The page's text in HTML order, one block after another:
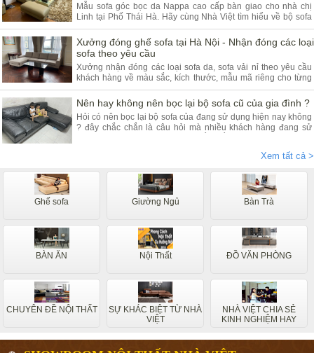
Mẫu sofa góc bọc da Nappa cao cấp bàn giao cho nhà chị
Linh tại Phố Thái Hà. Hãy cùng Nhà Việt tìm hiểu về bộ sofa
góc da và ưu điểm của sản phẩm.
Xưởng đóng ghế sofa tại Hà Nội - Nhận đóng các loại
sofa theo yêu cầu
Xưởng nhận đóng các loại sofa da, sofa vải nỉ theo yêu cầu
khách hàng về màu sắc, kích thước, mẫu mã riêng cho từng
khách hàng. Quý khách đang có nhu cầu tìm xưởng sofa hãy
tham khảo bài viết dưới đây.
Nên hay không nên bọc lại bộ sofa cũ của gia đình ?
Hỏi có nên bọc lại bộ sofa của đang sử dụng hiện nay không
? đây chắc chắn là câu hỏi mà nhiều khách hàng đang sử
Xem tất cả >
Ghế sofa Giường Ngủ Bàn Trà
BÀN ĂN Nội Thất ĐỒ VĂN PHÒNG
CHUYÊN ĐỀ NỘI THẤT
SỰ KHÁC BIỆT TỪ NHÀ
VIỆT
NHÀ VIỆT CHIA SẺ
KINH NGHIỆM HAY